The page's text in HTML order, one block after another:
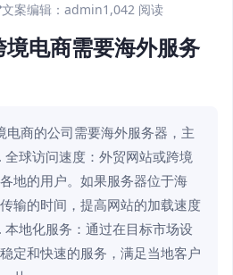
文案编辑：admin1,042 阅读
电商需要海外服务
电商的公司需要海外服务器，主
球访问速度：外贸网站或跨境
地的用户。如果服务器位于海
输的时间，提高网站的加载速度
地化服务：通过在目标市场设
定和快速的服务，满足当地客户